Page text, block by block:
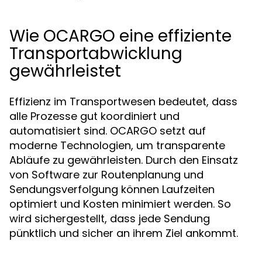
Wie OCARGO eine effiziente
Transportabwicklung
gewährleistet
Effizienz im Transportwesen bedeutet, dass
alle Prozesse gut koordiniert und
automatisiert sind. OCARGO setzt auf
moderne Technologien, um transparente
Abläufe zu gewährleisten. Durch den Einsatz
von Software zur Routenplanung und
Sendungsverfolgung können Laufzeiten
optimiert und Kosten minimiert werden. So
wird sichergestellt, dass jede Sendung
pünktlich und sicher an ihrem Ziel ankommt.